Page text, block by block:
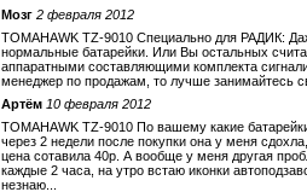
Мозг 2 февраля 2012
TOMAHAWK TZ-9010 Специально для РАДИК:
нормальные батарейки. Или Вы остальных
аппаратными составляющими комплекта
менеджер по продажам, то лучше занимайтесь
Артём 10 февраля 2012
TOMAHAWK TZ-9010 По вашему какие
через 2 недели после покупки она у меня
цена сотавила 40р. А вообще у меня другая
каждые 2 часа, на утро встаю иконки
незнаю...